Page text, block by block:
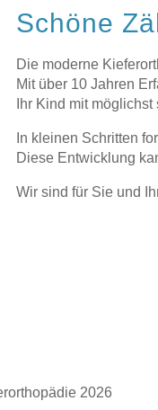
Schöne
Die moderne
Mit über 10 Jahren
Ihr Kind mit
In kleinen Schritten
Diese Entwicklung
Wir sind für Sie und
2026